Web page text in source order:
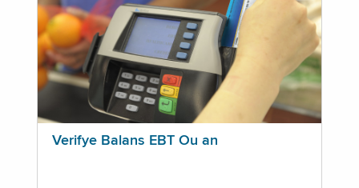
Verifye Balans EBT Ou an